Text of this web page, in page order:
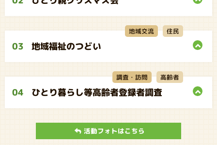
03 地域福祉のつどい
地域交流 住民
04 ひとり暮らし等高齢者登録者調査
調査・訪問 高齢者
活動フォトはこちら